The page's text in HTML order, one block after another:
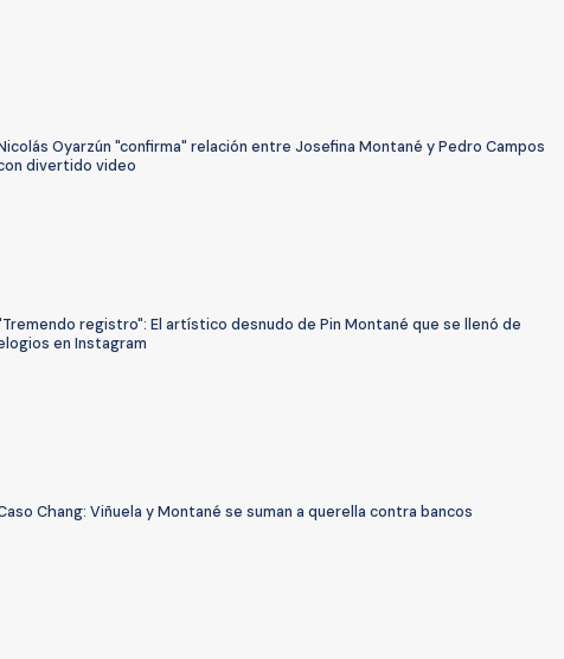
Oyarzún "confirma" relación entre Josefina Montané y Pedro Campos
divertido video
registro": El artístico desnudo de Pin Montané que se llenó de
en Instagram
Chang: Viñuela y Montané se suman a querella contra bancos